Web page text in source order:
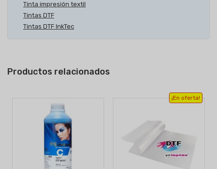
Tinta impresión textil
Tintas DTF
Tintas DTF InkTec
Productos relacionados
¡En oferta!